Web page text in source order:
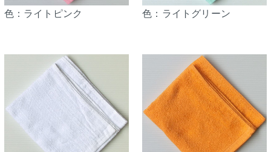
色：ライトピンク 色：ライトグリーン